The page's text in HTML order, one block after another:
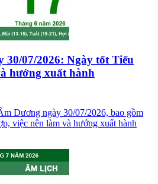
07/2026: Ngày tốt Tiểu
hướng xuất hành
Dương ngày 30/07/2026, bao gồm
việc nên làm và hướng xuất hành